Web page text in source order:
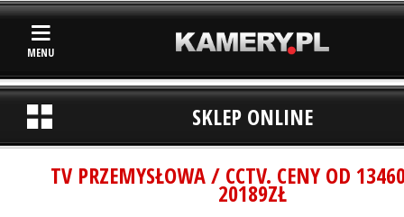
MENU
SKLEP ONLINE
TV PRZEMYSŁOWA / CCTV. CENY OD
20189ZŁ